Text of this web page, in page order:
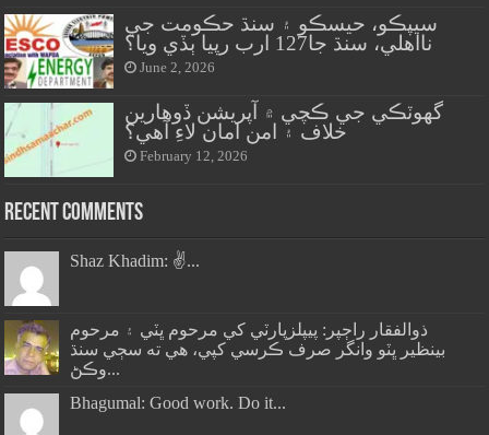
سيپڪو، حيسڪو ۽ سنڌ حڪومت جي
نااهلي، سنڌ جا127 ارب رپيا ٻڏي ويا؟
June 2, 2026
گهوٽڪي جي ڪچي ۾ آپريشن ڏوهارين
خلاف ۽ امن امان لاءِ آهي؟
February 12, 2026
Recent Comments
Shaz Khadim: ✌️...
ذوالفقار راڄپر: پيپلزپارٽي کي مرحوم ڀٽي ۽ مرحوم
بينظير ڀٽو وانگر صرف ڪرسي کپي، هي ته سڄي سنڌ
وڪڻ...
Bhagumal: Good work. Do it...